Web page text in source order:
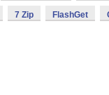
7 Zip FlashGet